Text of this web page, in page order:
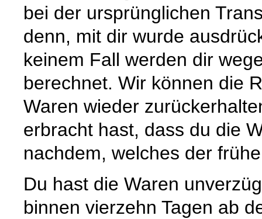
bei der ursprünglichen
denn, mit dir wurde
keinem Fall werden dir
berechnet. Wir können die
Waren wieder
erbracht hast, dass du die
nachdem, welches der
Du hast die Waren
binnen vierzehn Tagen ab